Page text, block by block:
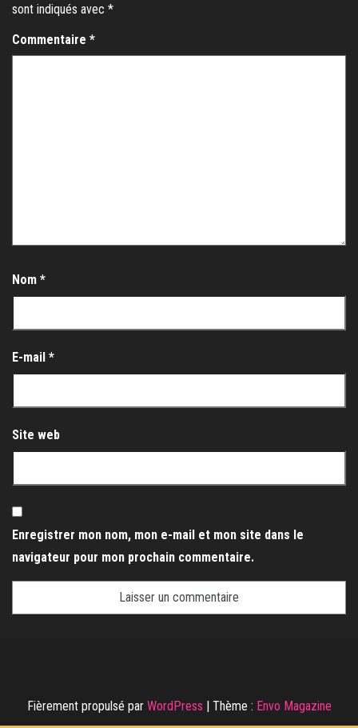
sont indiqués avec *
Commentaire *
Nom *
E-mail *
Site web
Enregistrer mon nom, mon e-mail et mon site dans le
navigateur pour mon prochain commentaire.
Fièrement propulsé par WordPress | Thème : Envo Magazine